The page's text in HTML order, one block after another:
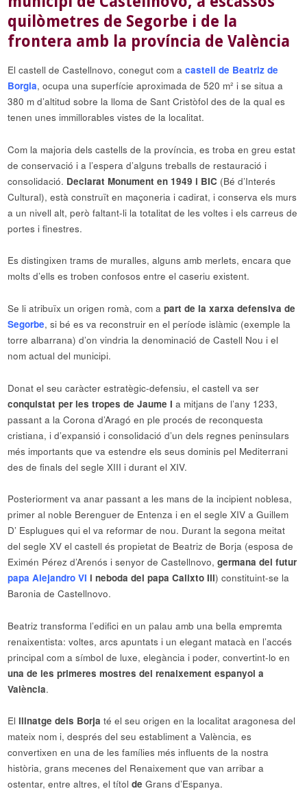
quilòmetres de Segorbe i de la
frontera amb la província de València
El castell de Castellnovo, conegut com acastell de Beatriz de
Borgia, ocupa una superfície aproximada de 520 m² i se situa a
380 m d’altitud sobre la lloma de Sant Cristòfol des de la qual es
tenen unes immillorables vistes de la localitat.
Com la majoria dels castells de la província, es troba en greu estat
de conservació i a l’espera d’alguns treballs de restauració i
consolidació. Declarat Monument en 1949 i BIC (Bé d’Interés
Cultural), està construït en maçoneria i cadirat, i conserva els murs
a un nivell alt, però faltant-li la totalitat de les voltes i els carreus de
portes i finestres.
Es distingixen trams de muralles, alguns amb merlets, encara que
molts d’ells es troben confosos entre el caseriu existent.
Se li atribuïx un origen romà, com apart de la xarxa defensiva de
Segorbe, si bé es va reconstruir en el període islàmic (exemple la
torre albarrana) d’on vindria la denominació de Castell Nou i el
nom actual del municipi.
Donat el seu caràcter estratègic-defensiu, el castell va ser
conquistat per les tropes de Jaume I a mitjans de l’any 1233,
passant a la Corona d’Aragó en ple procés de reconquesta
cristiana, i d’expansió i consolidació d’un dels regnes peninsulars
més importants que va estendre els seus dominis pel Mediterrani
des de finals del segle XIII i durant el XIV.
Posteriorment va anar passant a les mans de la incipient noblesa,
primer al noble Berenguer de Entenza i en el segle XIV a Guillem
D’ Esplugues qui el va reformar de nou. Durant la segona meitat
del segle XV el castell és propietat de Beatriz de Borja (esposa de
Eximén Pérez d’Arenós i senyor de Castellnovo,germana del futur
papa Alejandro VI i neboda del papa Calixto III) constituint-se la
Baronia de Castellnovo.
Beatriz transforma l’edifici en un palau amb una bella empremta
renaixentista: voltes, arcs apuntats i un elegant matacà en l’accés
principal com a símbol de luxe, elegància i poder, convertint-lo en
una de les primeres mostres del renaixement espanyol a
València.
El llinatge dels Borja té el seu origen en la localitat aragonesa del
mateix nom i, després del seu establiment a València, es
convertixen en una de les famílies més influents de la nostra
història, grans mecenes del Renaixement que van arribar a
ostentar, entre altres, el títolde Grans d’Espanya.